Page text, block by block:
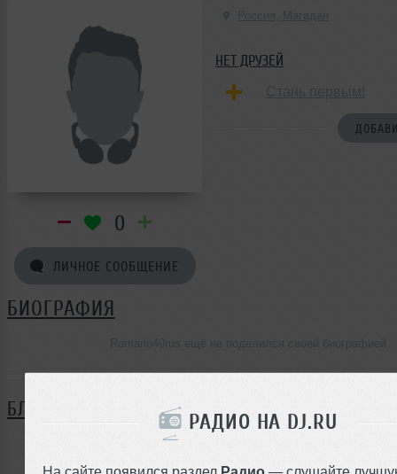
РАДИО НА DJ.RU
На сайте появился раздел Радио — слушайте
0
ЛИЧНОЕ СООБЩЕНИЕ
НЕТ ДРУЗЕЙ
БИОГРАФИЯ
БЛОГ